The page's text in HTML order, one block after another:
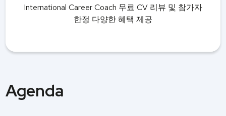
International Career Coach 무료 CV 리뷰 및 참가자
한정 다양한 혜택 제공
Agenda